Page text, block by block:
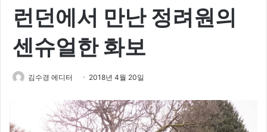
런던에서 만난 정려원의
센슈얼한 화보
김수경 에디터 2018년 4월 20일